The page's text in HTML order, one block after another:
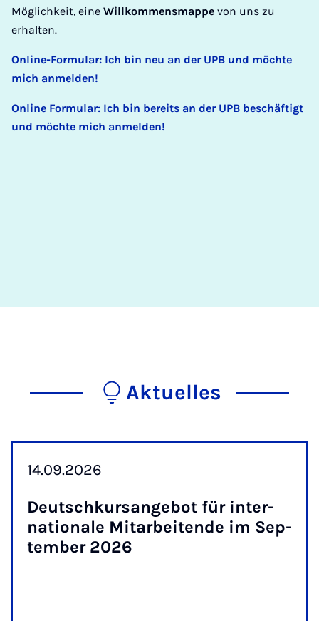
Möglichkeit, eine Willkommensmappe von uns zu
erhalten.
Online-Formular: Ich bin neu an der UPB und möchte
mich anmelden!
Online Formular: Ich bin bereits an der UPB beschäftigt
und möchte mich anmelden!
Aktuelles
14.09.2026
Deutsch­kur­s­an­ge­bot für in­ter­
na­ti­o­na­le Mit­a­r­bei­ten­de im Sep­
tem­ber 2026